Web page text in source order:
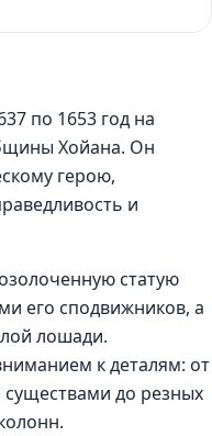
по 1653 год на
Хойана. Он
герою,
и
статую
его сподвижников, а
лошади.
к деталям: от
до резных